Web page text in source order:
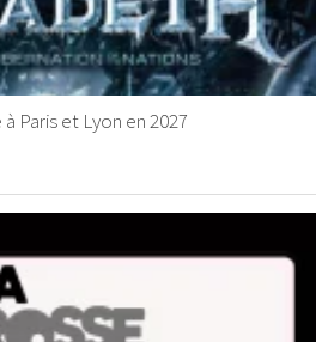
Paris et Lyon en 2027